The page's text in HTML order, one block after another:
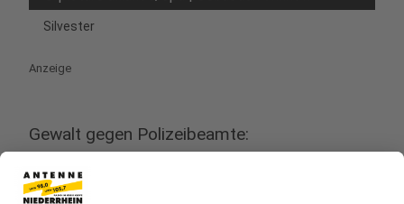
Silvester
Anzeige
Gewalt gegen Polizeibeamte:
Anzeige